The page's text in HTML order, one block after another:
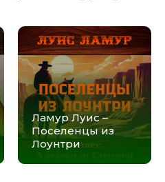
Ламур Луис –
Поселенцы из
Лоунтри